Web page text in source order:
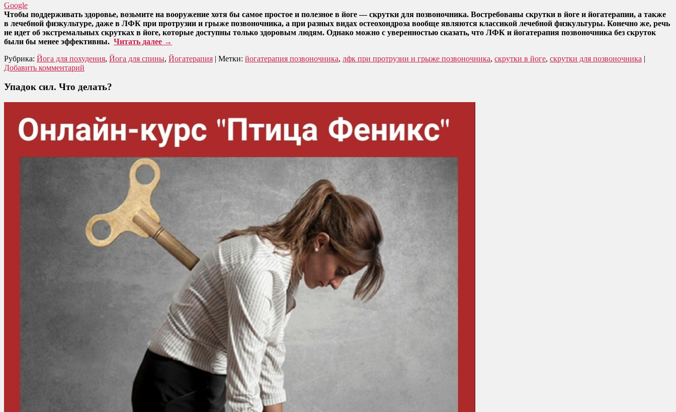
Google
Чтобы поддерживать здоровье, возьмите на вооружение хотя бы самое простое и полезное в йоге — скрутки для позвоночника. Востребованы скрутки в йоге и йогатерапии, а также
в лечебной физкультуре, даже в ЛФК при протрузии и грыже позвоночника, а при разных видах остеохондроза вообще являются классикой лечебной физкультуры. Конечно же, речь
не идет об экстремальных скрутках в йоге, которые доступны только здоровым людям. Однако можно с уверенностью сказать, что ЛФК и йогатерапия позвоночника без скруток
были бы менее эффективны. Читать далее →
Рубрика: Йога для похудения, Йога для спины, Йогатерапия | Метки: йогатерапия позвоночника, лфк при протрузии и грыже позвоночника, скрутки в йоге, скрутки для позвоночника |
Добавить комментарий
Упадок сил. Что делать?